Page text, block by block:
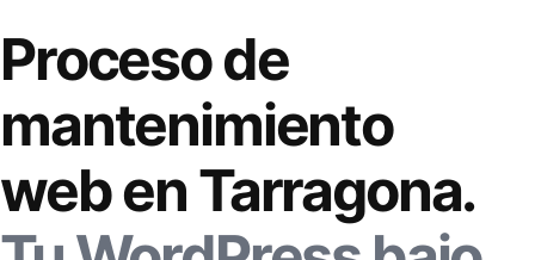
Proceso de
mantenimiento
web en Tarragona.